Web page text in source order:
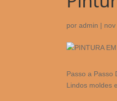
poradmin |
Passo a Passo
Lindos moldes